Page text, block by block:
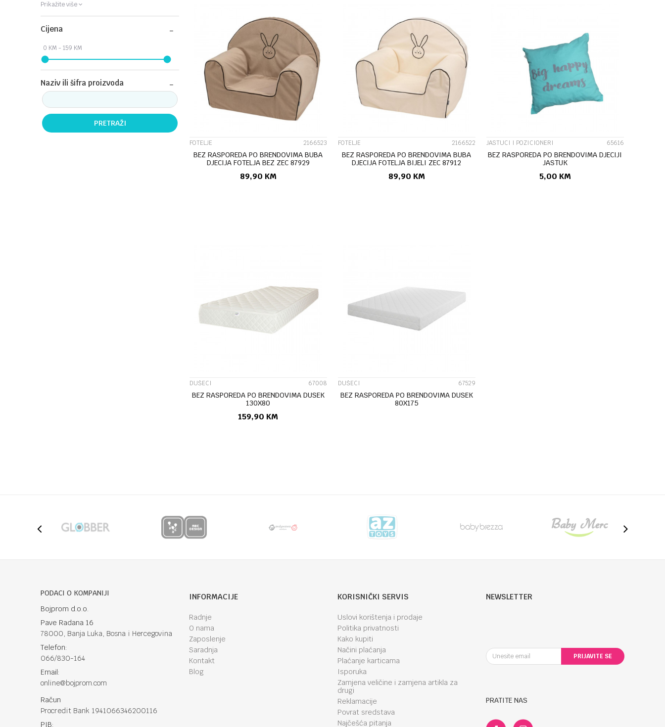
Prikažite više
Cijena
Naziv ili šifra proizvoda
PRETRAŽI
UPOREDI
FOTELJE 2166523
BEZ RASPOREDA PO BRENDOVIMA BUBA
DJECIJA FOTELJA BEZ ZEC 87929
89,90 KM
FOTELJE 2166522
BEZ RASPOREDA PO BRENDOVIMA BUBA
DJECIJA FOTELJA BIJELI ZEC 87912
89,90 KM
UPOREDI
JASTUCI I POZICIONERI 65616
BEZ RASPOREDA PO BRENDOVIMA DJECIJI
JASTUK
5,00 KM
DUŠECI 67008
BEZ RASPOREDA PO BRENDOVIMA DUSEK
130X80
159,90 KM
DUŠECI 67529
BEZ RASPOREDA PO BRENDOVIMA DUSEK
80X175
PODACI O KOMPANIJI
Bojprom d.o.o.
Pave Radana 16
78000, Banja Luka, Bosna i Hercegovina
Telefon:
066/830-164
Email:
online@bojprom.com
Račun
Procredit Bank 1941066346200116
PIB:
INFORMACIJE
Radnje
O nama
Zaposlenje
Saradnja
Kontakt
Blog
KORISNIČKI SERVIS
Uslovi korištenja i prodaje
Politika privatnosti
Kako kupiti
Načini plaćanja
Plaćanje karticama
Isporuka
Zamjena veličine i zamjena artikla za
drugi
Reklamacije
Povrat sredstava
Najčešća pitanja
NEWSLETTER
PRIJAVITE SE
PRATITE NAS